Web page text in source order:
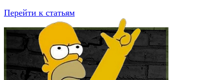
Перейти к статьям